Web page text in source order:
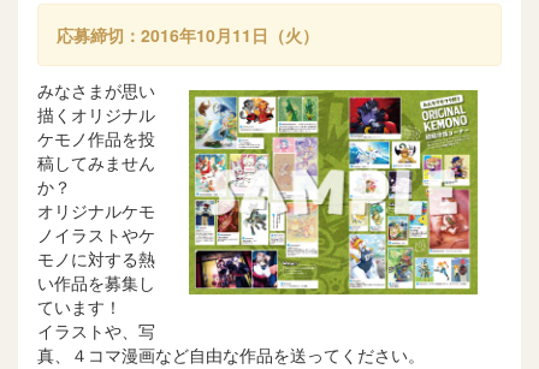
応募締切：2016年10月11日（火）
みなさまが思い
描くオリジナル
ケモノ作品を投
稿してみません
か？
オリジナルケモ
ノイラストやケ
モノに対する熱
い作品を募集し
ています！
イラストや、写
真、４コマ漫画など自由な作品を送ってください。